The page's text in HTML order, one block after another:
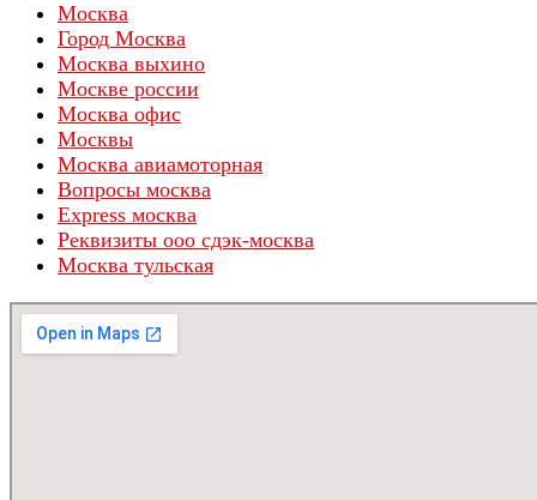
Москва
Город Москва
Москва выхино
Москве россии
Москва офис
Москвы
Москва авиамоторная
Вопросы москва
Express москва
Реквизиты ооо сдэк-москва
Москва тульская